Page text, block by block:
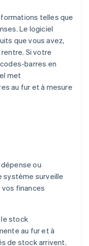
telles que
Le logiciel
que vous avez,
Si votre
barres en
met
au fur et à mesure
ou
système surveille
finances
le stock
au fur et à
de stock arrivent.